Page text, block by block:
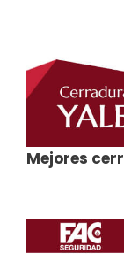
Mejores